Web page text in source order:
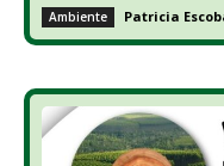
Ambiente Patricia